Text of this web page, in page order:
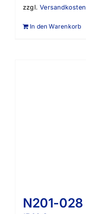
zzgl.Versandkosten
In den Warenkorb
N201-028